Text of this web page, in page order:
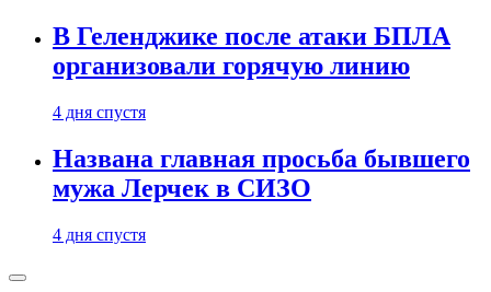
В Геленджике после атаки БПЛА
организовали горячую линию
4 дня спустя
Названа главная просьба бывшего
мужа Лерчек в СИЗО
4 дня спустя